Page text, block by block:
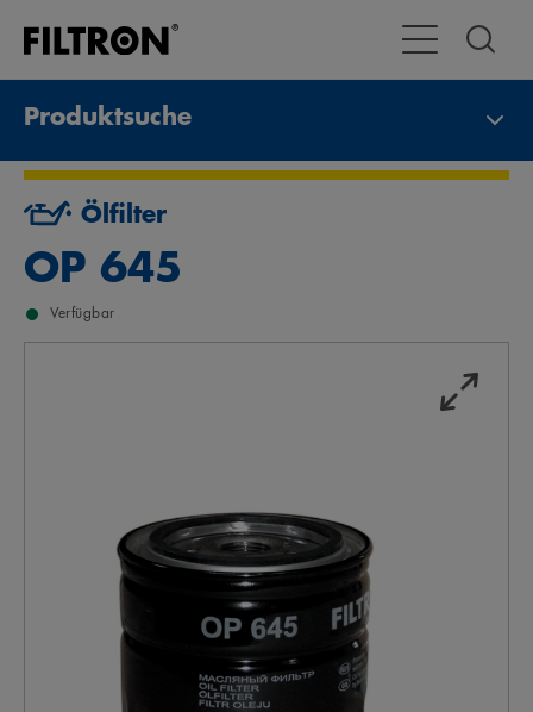
Toggle
Produktsuche
Ölfilter
OP 645
Verfügbar